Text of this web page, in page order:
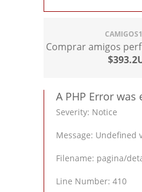
Comprar amigos
A PHP Error was
Severity: Notice
Message: Undefined
Filename: pagina/
Line Number: 410